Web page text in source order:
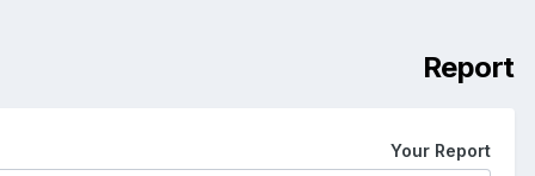
Report
Your Report